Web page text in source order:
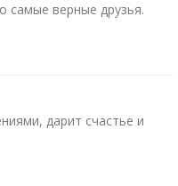
самые верные друзья.
дарит счастье и